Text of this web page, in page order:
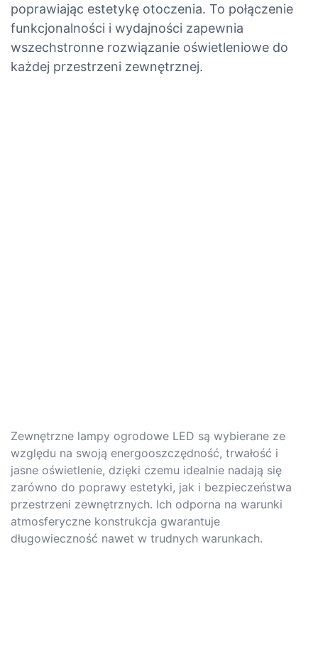
poprawiając estetykę otoczenia. To połączenie
funkcjonalności i wydajności zapewnia
wszechstronne rozwiązanie oświetleniowe do
każdej przestrzeni zewnętrznej.
Zewnętrzne lampy ogrodowe LED są wybierane ze
względu na swoją energooszczędność, trwałość i
jasne oświetlenie, dzięki czemu idealnie nadają się
zarówno do poprawy estetyki, jak i bezpieczeństwa
przestrzeni zewnętrznych. Ich odporna na warunki
atmosferyczne konstrukcja gwarantuje
długowieczność nawet w trudnych warunkach.